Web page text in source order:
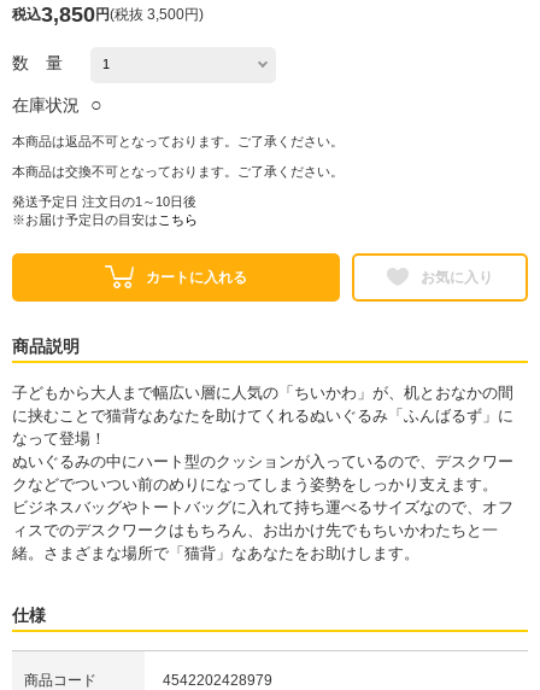
税込3,850円(税抜 3,500円)
数 量
在庫状況 ○
本商品は返品不可となっております。ご了承ください。
本商品は交換不可となっております。ご了承ください。
発送予定日 注文日の1～10日後
※お届け予定日の目安は こちら
カートに入れる お気に入り
商品説明
子どもから大人まで幅広い層に人気の「ちいかわ」が、机とおなかの間
に挟むことで猫背なあなたを助けてくれるぬいぐるみ「ふんばるず」に
なって登場！
ぬいぐるみの中にハート型のクッションが入っているので、デスクワー
クなどでついつい前のめりになってしまう姿勢をしっかり支えます。
ビジネスバッグやトートバッグに入れて持ち運べるサイズなので、オフ
ィスでのデスクワークはもちろん、お出かけ先でもちいかわたちと一
緒。さまざまな場所で「猫背」なあなたをお助けします。
仕様
商品コード 4542202428979